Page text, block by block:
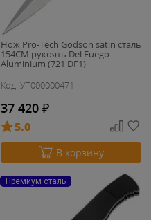
Нож Pro-Tech Godson satin сталь
154CM рукоять Del Fuego
Aluminium (721 DF1)
Код: УТ000000471
37 420 ₽
5.0
В корзину
Премиум сталь